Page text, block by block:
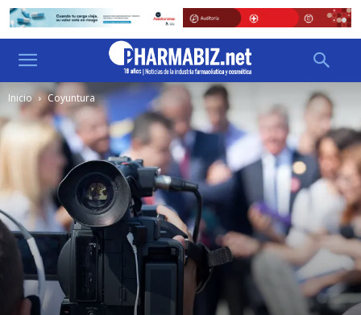
Inicio Coyuntura